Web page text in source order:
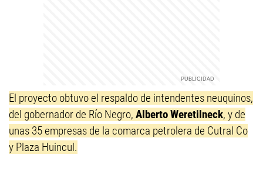
El proyecto obtuvo el respaldo de intendentes neuquinos,
del gobernador de Río Negro, Alberto Weretilneck, y de
unas 35 empresas de la comarca petrolera de Cutral Co
y Plaza Huincul.